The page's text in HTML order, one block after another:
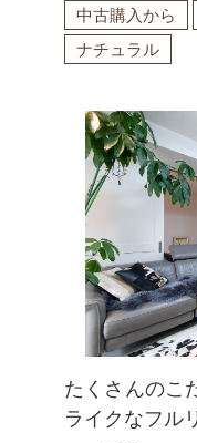
中古購入から
ナチュラル
たくさんのこ
ライクなフル